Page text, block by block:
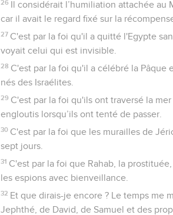
26 Il considérait l’humiliation attachée au
car il avait le regard fixé sur la
27 C'est par la foi qu'il a quitté l'Egypte
voyait celui qui est invisible.
28 C'est par la foi qu'il a célébré la Pâque
nés des Israélites.
29 C'est par la foi qu'ils ont traversé la
engloutis lorsqu’ils ont tenté de passer.
30 C'est par la foi que les murailles de
sept jours.
31 C'est par la foi que Rahab, la
les espions avec bienveillance.
32 Et que dirais-je encore ? Le temps me
Jephthé, de David, de Samuel et des